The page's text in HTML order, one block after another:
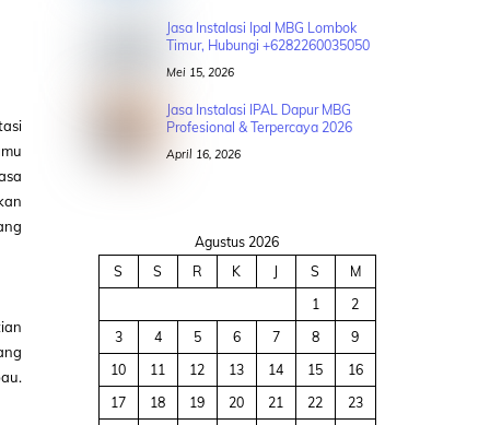
Jasa Instalasi Ipal MBG Lombok
Timur, Hubungi +6282260035050
Mei 15, 2026
Jasa Instalasi IPAL Dapur MBG
Profesional & Terpercaya 2026
April 16, 2026
Agustus 2026
S
S R K J S
M
1
2
3
4 5 6 7 8
9
10
11 12 13 14 15
16
17
18 19 20 21 22
23